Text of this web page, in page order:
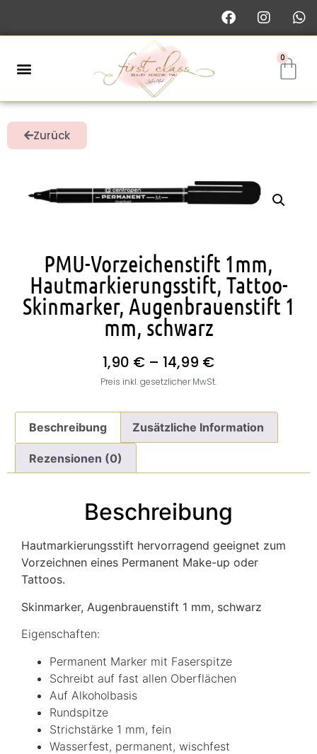
0
Zurück
PMU-Vorzeichenstift 1mm,
Hautmarkierungsstift, Tattoo-
Skinmarker, Augenbrauenstift 1
mm, schwarz
1,90 € – 14,99 €
Preis inkl. gesetzlicher MwSt.
Beschreibung Zusätzliche Information
Rezensionen (0)
Beschreibung
Hautmarkierungsstift hervorragend geeignet zum
Vorzeichnen eines Permanent Make-up oder
Tattoos.
Skinmarker, Augenbrauenstift 1 mm, schwarz
Eigenschaften:
Permanent Marker mit Faserspitze
Schreibt auf fast allen Oberflächen
Auf Alkoholbasis
Rundspitze
Strichstärke 1 mm, fein
Wasserfest, permanent, wischfest